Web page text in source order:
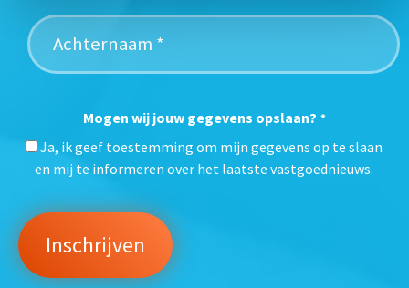
Mogen wij jouw gegevens opslaan? *
Ja, ik geef toestemming om mijn gegevens op te slaan
en mij te informeren over het laatste vastgoednieuws.